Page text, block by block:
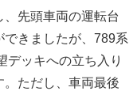
、先頭車両の運転台
きましたが、789系
デッキへの立ち入り
ただし、車両最後